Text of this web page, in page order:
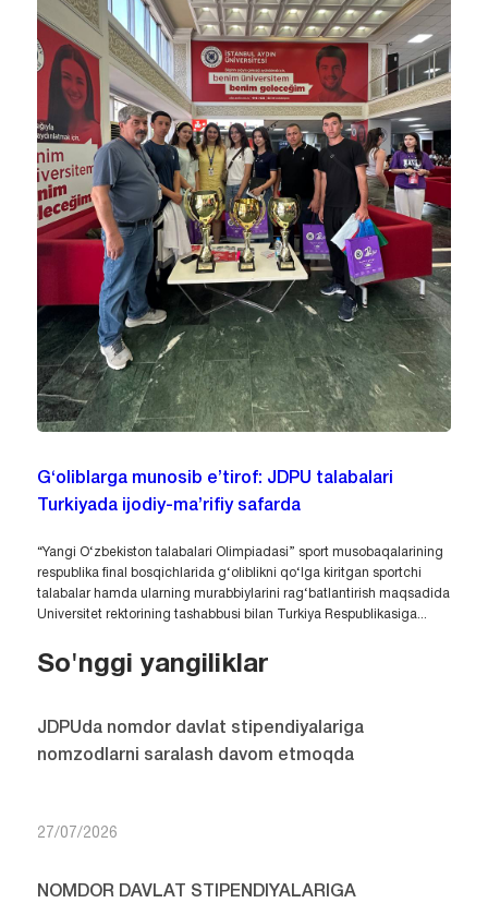
G‘oliblarga munosib e’tirof: JDPU talabalari
Turkiyada ijodiy-ma’rifiy safarda
“Yangi O‘zbekiston talabalari Olimpiadasi” sport musobaqalarining
respublika final bosqichlarida g‘oliblikni qo‘lga kiritgan sportchi
talabalar hamda ularning murabbiylarini rag‘batlantirish maqsadida
Universitet rektorining tashabbusi bilan Turkiya Respublikasiga...
So'nggi yangiliklar
JDPUda nomdor davlat stipendiyalariga
nomzodlarni saralash davom etmoqda
27/07/2026
NOMDOR DAVLAT STIPENDIYALARIGA